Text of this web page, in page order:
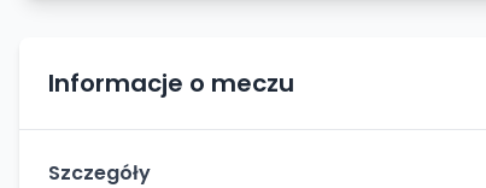
Informacje o meczu
Szczegóły